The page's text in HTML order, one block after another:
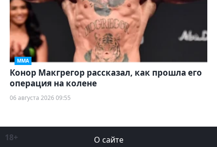
ММА
Конор Макгрегор рассказал, как прошла его
операция на колене
06 августа 2026 09:55
18+ О сайте